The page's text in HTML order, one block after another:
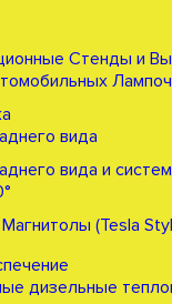
Стенды и
вида
вида и
(Tesla
дизельные